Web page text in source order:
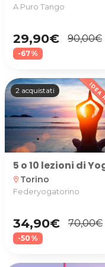
A Puro Tango
29,90€ 90,00€
-67%
2 acquistati
5 o 10 lezioni di
location_on Torino
Federyogatorino
34,90€ 70,00€
-50%